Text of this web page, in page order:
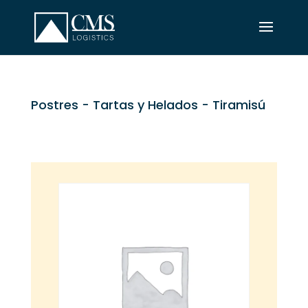
Postres - Tartas y Helados - Tiramisú